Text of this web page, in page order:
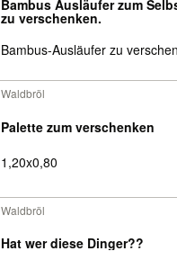
Bambus Ausläufer zum
zu verschenken.
Bambus-Ausläufer zu
Waldbröl
Palette zum verschenken
1,20x0,80
Waldbröl
Hat wer diese Dinger??